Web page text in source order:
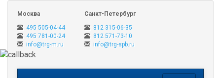
Москва
495 505-04-44
495 781-00-24
info@trg-m.ru
Санкт-Петербург
812 315-06-35
812 571-73-10
info@trg-spb.ru